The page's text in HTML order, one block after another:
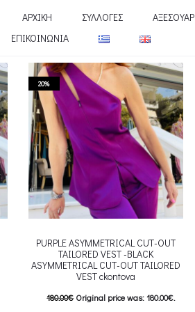
ΑΡΧΙΚΗ ΣΥΛΛΟΓΕΣ ΑΞΕΣΟΥΑΡ
ΕΠΙΚΟΙΝΩΝΙΑ
20%
PURPLE ASYMMETRICAL CUT-OUT
TAILORED VEST -BLACK
ASYMMETRICAL CUT-OUT TAILORED
VEST ckontova
180.00€ Original price was: 180.00€.